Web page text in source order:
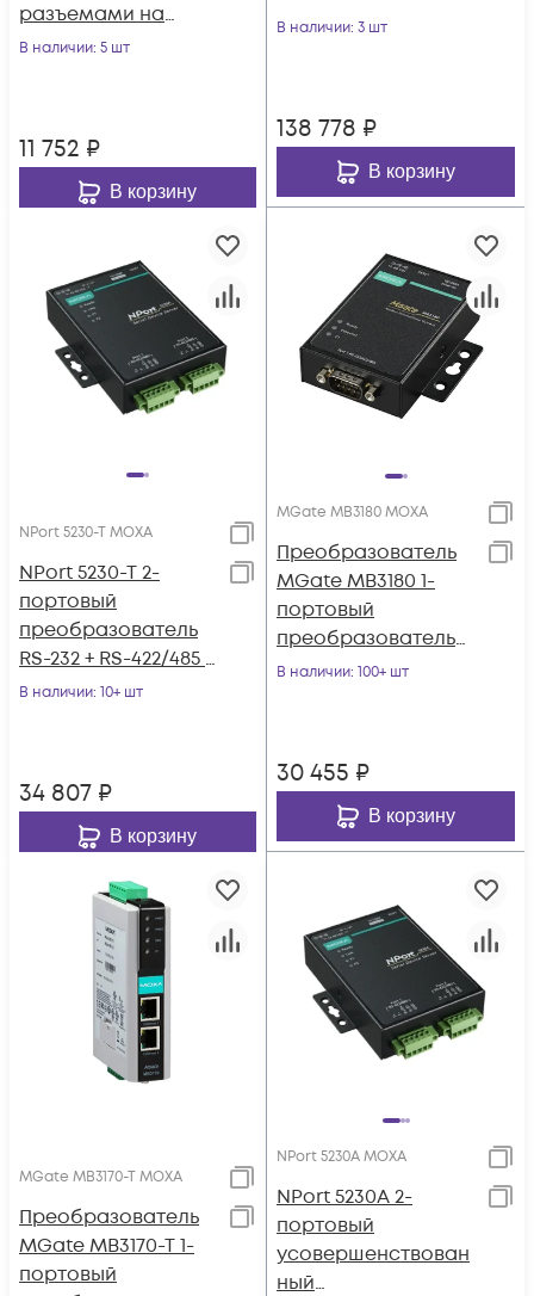
разъемами на
кабеле DB9 MOXA
В наличии: 5 шт
11 752 ₽
В корзину
В наличии: 3 шт
138 778 ₽
В корзину
NPort 5230-T MOXA
NPort 5230-T 2-
портовый
преобразователь
RS-232 + RS-422/485 в
Ethernet с
В наличии: 10+ шт
34 807 ₽
В корзину
MGate MB3180 MOXA
Преобразователь
MGate MB3180 1-
портовый
преобразователь
Modbus RTU/ASCII
В наличии: 100+ шт
30 455 ₽
В корзину
MGate MB3170-T MOXA
Преобразователь
MGate MB3170-T 1-
портовый
NPort 5230A MOXA
NPort 5230A 2-
портовый
усовершенствован
ный